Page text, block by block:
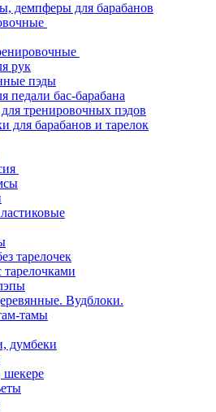
демпферы для барабанов
рук
пэды
педали бас-барабана
тренировочных пэдов
для барабанов и тарелок
тарелочек
Вудблоки.
тамы
думбеки
шекере